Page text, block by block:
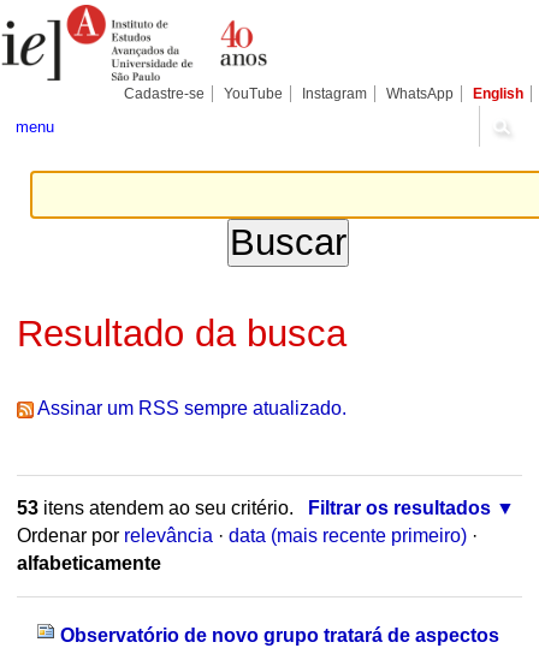
para
conteúdo.
Pessoais
Cadastre-se YouTube Instagram WhatsApp English
menu
Resultado da busca
Assinar um RSS sempre atualizado.
53itens atendem ao seu critério.
Filtrar os resultados
Ordenar por relevância · data (mais recente primeiro) ·
alfabeticamente
Observatório de novo grupo tratará de aspectos